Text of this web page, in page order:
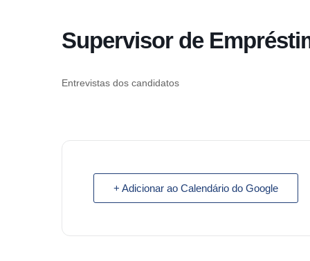
Supervisor de
Entrevistas dos candidatos
+ Adicionar ao Calendário do Google